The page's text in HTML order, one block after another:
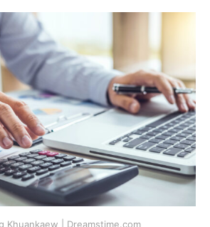
Khuankaew | Dreamstime.com